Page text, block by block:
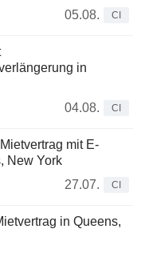
05.08.
CI
in
04.08.
CI
mit E-
New York
27.07.
CI
in Queens,